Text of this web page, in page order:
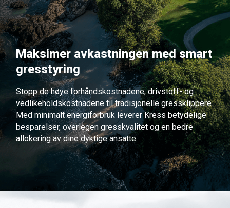
Maksimer avkastningen med smart
gresstyring
Stopp de høye forhåndskostnadene, drivstoff- og
vedlikeholdskostnadene til tradisjonelle gressklippere.
Med minimalt energiforbruk leverer Kress betydelige
besparelser, overlegen gresskvalitet og en bedre
allokering av dine dyktige ansatte.